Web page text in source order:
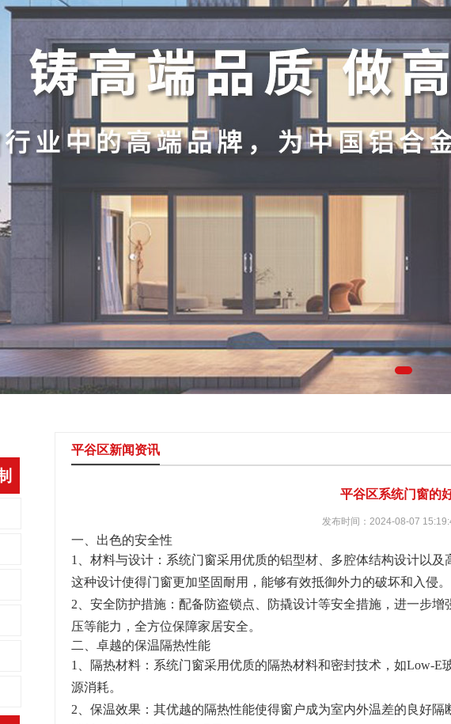
平谷区新闻资讯
平谷区系统门窗的
发布时间：2024-08-07
一、出色的安全性
1、材料与设计：系统门窗采用优质的铝型材、多腔体结构设计以
这种设计使得门窗更加坚固耐用，能够有效抵御外力的破坏和入侵。
2、安全防护措施：配备防盗锁点、防撬设计等安全措施，进一步
压等能力，全方位保障家居安全。
二、卓越的保温隔热性能
1、隔热材料：系统门窗采用优质的隔热材料和密封技术，如Low-
源消耗。
2、保温效果：其优越的隔热性能使得窗户成为室内外温差的良好